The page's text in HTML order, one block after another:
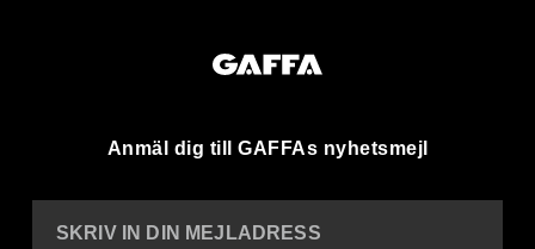
Anmäl dig till GAFFAs nyhetsmejl
SKRIV IN DIN MEJLADRESS